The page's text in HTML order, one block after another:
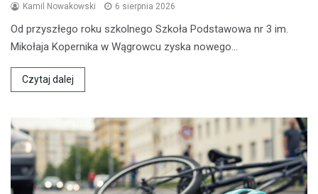
Kamil Nowakowski 6 sierpnia 2026
Od przyszłego roku szkolnego Szkoła Podstawowa nr 3 im.
Mikołaja Kopernika w Wągrowcu zyska nowego…
Czytaj dalej